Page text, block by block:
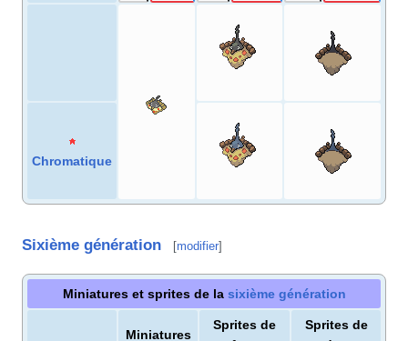
Chromatique
Sixième génération [modifier]
Miniatures et sprites de la sixième génération
Miniatures
Sprites de
Sprites de